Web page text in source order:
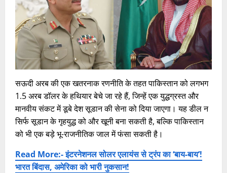
सऊदी अरब की एक खतरनाक रणनीति के तहत पाकिस्तान को लगभग
1.5 अरब डॉलर के हथियार बेचे जा रहे हैं, जिन्हें एक युद्धग्रस्त और
मानवीय संकट में डूबे देश सूडान की सेना को दिया जाएगा। यह डील न
सिर्फ सूडान के गृहयुद्ध को और खूनी बना सकती है, बल्कि पाकिस्तान
को भी एक बड़े भू-राजनीतिक जाल में फंसा सकती है।​
Read More:- इंटरनेशनल सोलर एलायंस से ट्रंप का ‘बाय-बाय’!
भारत बिंदास, अमेरिका को भारी नुकसान!